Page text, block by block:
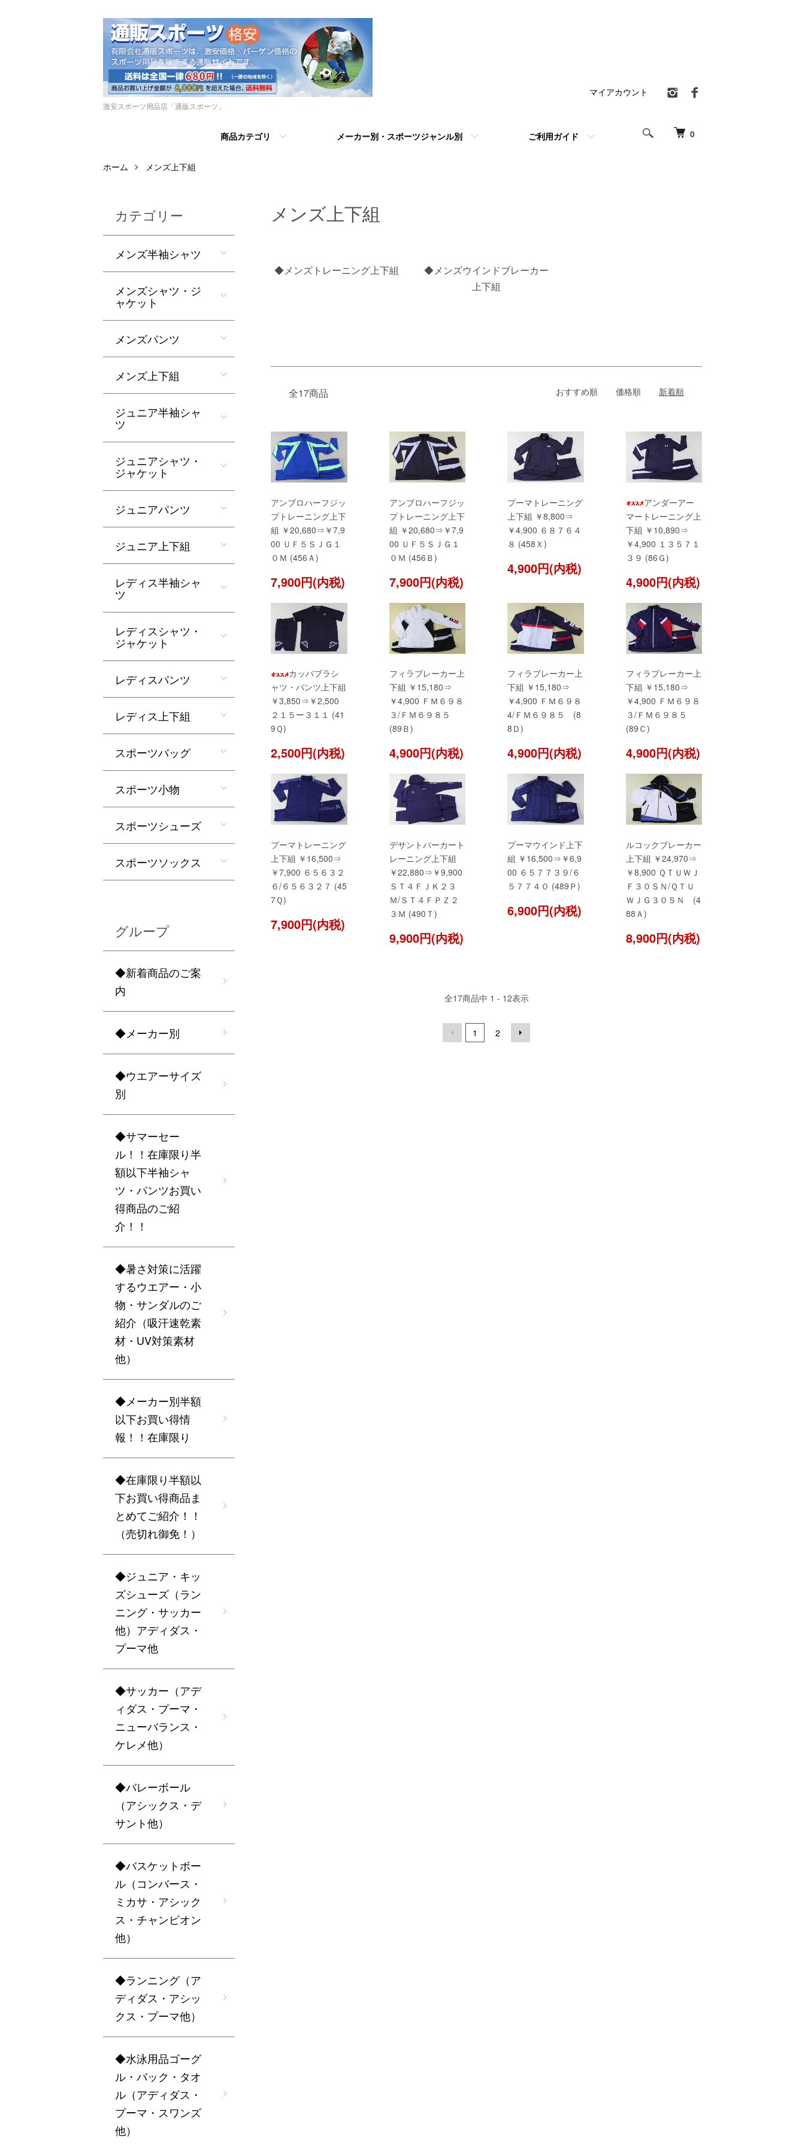
激安スポーツ用品店「通販スポーツ」
0
商品カテゴリ メーカー別・スポーツジャンル別 ご利用ガイド
マイアカウント
ホーム メンズ上下組
メンズ上下組
◆メンズトレーニング上下組
◆メンズウインドブレーカー
上下組
全17商品 おすすめ順 価格順 新着順
アンブロハーフジッ
プトレーニング上下
組 ￥20,680⇒￥7,9
00 ＵＦ５ＳＪＧ１
０Ｍ (456Ａ)
7,900円(内税)
アンブロハーフジッ
プトレーニング上下
組 ￥20,680⇒￥7,9
00 ＵＦ５ＳＪＧ１
０Ｍ (456Ｂ)
7,900円(内税)
プーマトレーニング
上下組 ￥8,800⇒
￥4,900 ６８７６４
８ (458Ｘ)
4,900円(内税)
アンダーアー
マートレーニング上
下組 ￥10,890⇒
￥4,900 １３５７１
３９ (86Ｇ)
4,900円(内税)
カッパプラシ
ャツ・パンツ上下組
￥3,850⇒￥2,500
２１５ー３１１ (41
9Ｑ)
2,500円(内税)
フィラブレーカー上
下組 ￥15,180⇒
￥4,900 ＦＭ６９８
３/ＦＭ６９８５
(89Ｂ)
4,900円(内税)
フィラブレーカー上
下組 ￥15,180⇒
￥4,900 ＦＭ６９８
4/ＦＭ６９８５ (8
8Ｄ)
4,900円(内税)
フィラブレーカー上
下組 ￥15,180⇒
￥4,900 ＦＭ６９８
３/ＦＭ６９８５
(89Ｃ)
4,900円(内税)
プーマトレーニング
上下組 ￥16,500⇒
￥7,900 ６５６３２
６/６５６３２７ (45
7Ｑ)
7,900円(内税)
デサントパーカート
レーニング上下組
￥22,880⇒￥9,900
ＳＴ４ＦＪＫ２３
Ｍ/ＳＴ４ＦＰＺ２
３Ｍ (490Ｔ)
9,900円(内税)
プーマウインド上下
組 ￥16,500⇒￥6,9
00 ６５７７３９/６
５７７４０ (489Ｐ)
6,900円(内税)
ルコックブレーカー
上下組 ￥24,970⇒
￥8,900 ＱＴＵＷＪ
Ｆ３０ＳＮ/ＱＴＵ
ＷＪＧ３０ＳＮ (4
88Ａ)
8,900円(内税)
全17商品中 1 - 12表示
1 2
カテゴリー
メンズ半袖シャツ
メンズシャツ・ジ
ャケット
メンズパンツ
メンズ上下組
ジュニア半袖シャ
ツ
ジュニアシャツ・
ジャケット
ジュニアパンツ
ジュニア上下組
レディス半袖シャ
ツ
レディスシャツ・
ジャケット
レディスパンツ
レディス上下組
スポーツバッグ
スポーツ小物
スポーツシューズ
スポーツソックス
グループ
◆新着商品のご案
内
◆メーカー別
◆ウエアーサイズ
別
◆サマーセー
ル！！在庫限り半
額以下半袖シャ
ツ・パンツお買い
得商品のご紹
介！！
◆暑さ対策に活躍
するウエアー・小
物・サンダルのご
紹介（吸汗速乾素
材・UV対策素材
他）
◆メーカー別半額
以下お買い得情
報！！在庫限り
◆在庫限り半額以
下お買い得商品ま
とめてご紹介！！
（売切れ御免！）
◆ジュニア・キッ
ズシューズ（ラン
ニング・サッカー
他）アディダス・
プーマ他
◆サッカー（アデ
ィダス・プーマ・
ニューバランス・
ケレメ他）
◆バレーボール
（アシックス・デ
サント他）
◆バスケットボー
ル（コンバース・
ミカサ・アシック
ス・チャンピオン
他）
◆ランニング（ア
ディダス・アシッ
クス・プーマ他）
◆水泳用品ゴーグ
ル・バック・タオ
ル（アディダス・
プーマ・スワンズ
他）